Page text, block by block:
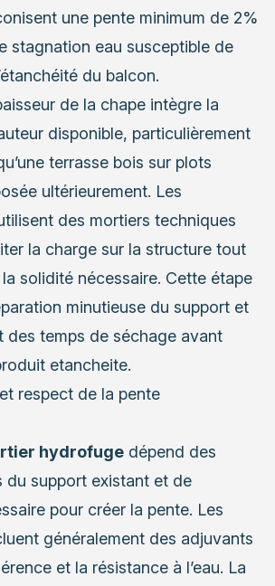
une pente minimum de 2%
stagnation eau susceptible de
du balcon.
de la chape intègre la
disponible, particulièrement
terrasse bois sur plots
ultérieurement. Les
des mortiers techniques
la charge sur la structure tout
solidité nécessaire. Cette étape
minutieuse du support et
des temps de séchage avant
etancheite.
respect de la pente
hydrofuge dépend des
du support existant et de
pour créer la pente. Les
généralement des adjuvants
et la résistance à l’eau. La